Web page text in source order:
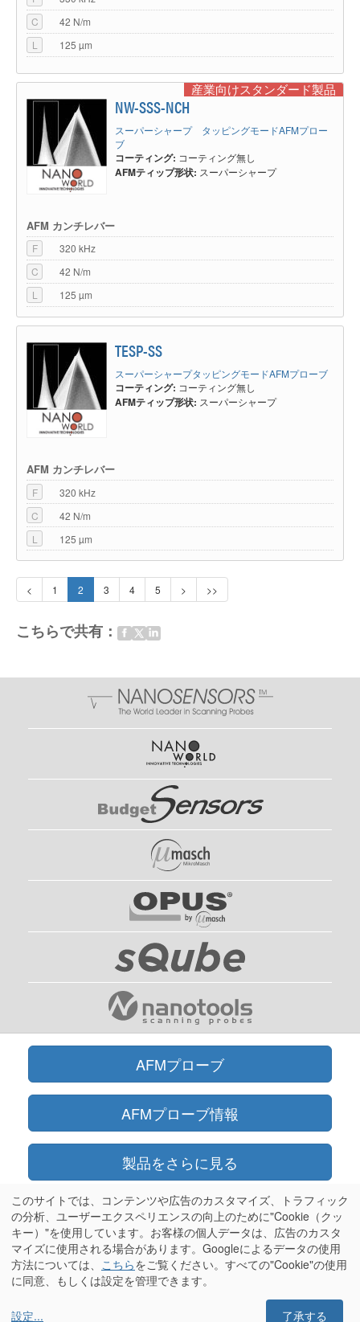
C
42 N/m
L
125 µm
産業向けスタンダード製品
NW-SSS-NCH
スーパーシャープ タッピングモードAFMプロー
ブ
コーティング: コーティング無し
AFMティップ形状: スーパーシャープ
AFM カンチレバー
F
320 kHz
C
42 N/m
L
125 µm
TESP-SS
スーパーシャープタッピングモードAFMプローブ
コーティング: コーティング無し
AFMティップ形状: スーパーシャープ
AFM カンチレバー
F
320 kHz
C
42 N/m
L
125 µm
< 1 2 3 4 5 > >>
こちらで共有：
AFMプローブ
AFMプローブ情報
製品をさらに見る
オンラインショップ
情報
このサイトでは、コンテンツや広告のカスタマイズ、トラフィック
の分析、ユーザーエクスペリエンスの向上のために"Cookie（クッ
キー）"を使用しています。お客様の個人データは、広告のカスタ
マイズに使用される場合があります。Googleによるデータの使用
方法については、 こちらをご覧ください。すべての"Cookie"の使用
に同意、もしくは設定を管理できます。
設定... 了承する